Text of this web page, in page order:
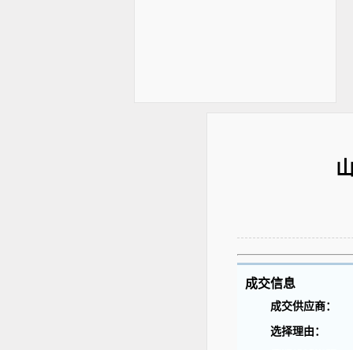
成交信息
成交供应商：
选择理由：